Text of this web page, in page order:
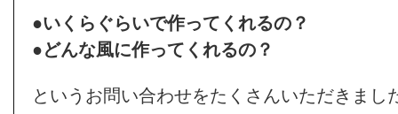
●いくらぐらいで作ってくれるの？
●どんな風に作ってくれるの？
というお問い合わせをたくさんいただきまし